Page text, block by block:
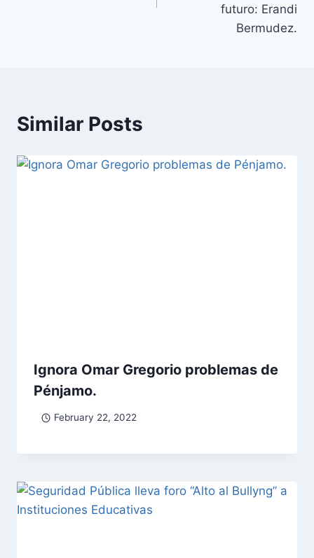
futuro: Erandi
Bermudez.
Similar Posts
Ignora Omar Gregorio problemas de
Pénjamo.
February 22, 2022